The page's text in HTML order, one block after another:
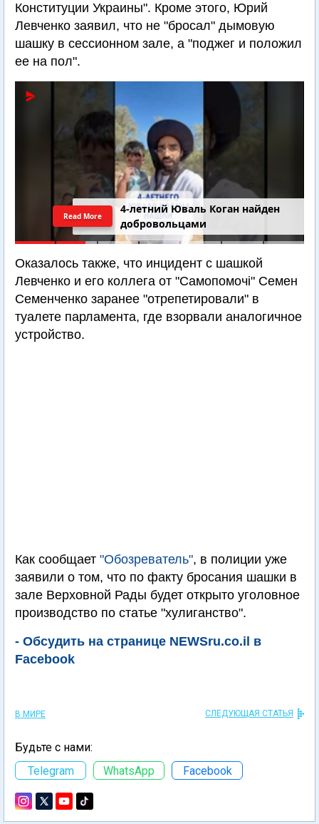
Конституции Украины". Кроме этого, Юрий
Левченко заявил, что не "бросал" дымовую
шашку в сессионном зале, а "поджег и положил
ее на пол".
4-летний Юваль Коган найден
добровольцами
Read More
Оказалось также, что инцидент с шашкой
Левченко и его коллега от "Самопомочі" Семен
Семенченко заранее "отрепетировали" в
туалете парламента, где взорвали аналогичное
устройство.
Как сообщает "Обозреватель", в полиции уже
заявили о том, что по факту бросания шашки в
зале Верховной Рады будет открыто уголовное
производство по статье "хулиганство".
- Обсудить на странице NEWSru.co.il в
Facebook
В МИРЕ СЛЕДУЮЩАЯ СТАТЬЯ
Будьте с нами:
Telegram
WhatsApp Facebook